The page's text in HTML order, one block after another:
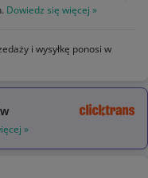
Dowiedz się więcej »
i wysyłkę ponosi w
»